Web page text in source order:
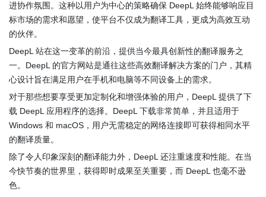
进协作氛围。这种以用户为中心的策略确保 DeepL 始终能够响应目
标市场的需求和愿望，使平台不仅成为翻译工具，更成为高效互动
的伙伴。
DeepL 站在这一变革的前沿，提供当今最具创新性的翻译服务之
一。DeepL 的官方网站是通往这些高效翻译解决方案的门户，其精
心设计旨在满足用户在手机和电脑等不同设备上的需求。
对于那些想要享受更加定制化和增强体验的用户，DeepL 提供了下
载 DeepL 应用程序的选择。DeepL 下载非常简单，并且适用于
Windows 和 macOS，用户无需稳定的网络连接即可获得相同水平
的翻译质量。
除了令人印象深刻的翻译能力外，DeepL 还注重速度和性能。在当
今快节奏的世界里，获得即时成果至关重要，而 DeepL 也毫不逊
色。